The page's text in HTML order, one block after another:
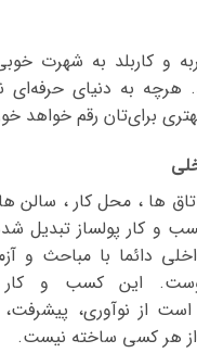
و کاربلد به شهرت
هرچه به دنیای حرفه‌ای
برای‌تان رقم خواهد
ها ، محل کار ، سالن
و کار پولساز تبدیل
دائما با مباحث و
این کسب و کار
است از نوآوری،
از هر کسی ساخته نیست.